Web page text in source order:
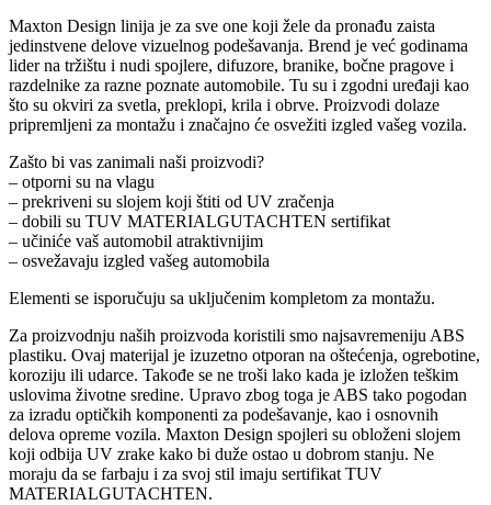
Maxton Design linija je za sve one koji žele da pronađu zaista
jedinstvene delove vizuelnog podešavanja. Brend je već godinama
lider na tržištu i nudi spojlere, difuzore, branike, bočne pragove i
razdelnike za razne poznate automobile. Tu su i zgodni uređaji kao
što su okviri za svetla, preklopi, krila i obrve. Proizvodi dolaze
pripremljeni za montažu i značajno će osvežiti izgled vašeg vozila.
Zašto bi vas zanimali naši proizvodi?
– otporni su na vlagu
– prekriveni su slojem koji štiti od UV zračenja
– dobili su TUV MATERIALGUTACHTEN sertifikat
– učiniće vaš automobil atraktivnijim
– osvežavaju izgled vašeg automobila
Elementi se isporučuju sa uključenim kompletom za montažu.
Za proizvodnju naših proizvoda koristili smo najsavremeniju ABS
plastiku. Ovaj materijal je izuzetno otporan na oštećenja, ogrebotine,
koroziju ili udarce. Takođe se ne troši lako kada je izložen teškim
uslovima životne sredine. Upravo zbog toga je ABS tako pogodan
za izradu optičkih komponenti za podešavanje, kao i osnovnih
delova opreme vozila. Maxton Design spojleri su obloženi slojem
koji odbija UV zrake kako bi duže ostao u dobrom stanju. Ne
moraju da se farbaju i za svoj stil imaju sertifikat TUV
MATERIALGUTACHTEN.